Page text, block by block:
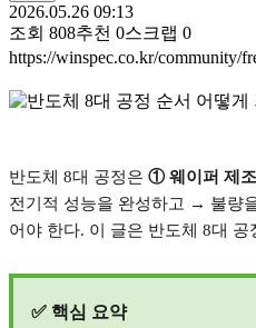
2026.05.26 09:13
조회 808추천 0스크랩 0
https://winspec.co.kr/community/
반도체 8대 공정은 ①웨이퍼 제조
전기적 성능을 완성하고 → 불량
어야 한다. 이 글은 반도체 8대 공
✅ 핵심 요약